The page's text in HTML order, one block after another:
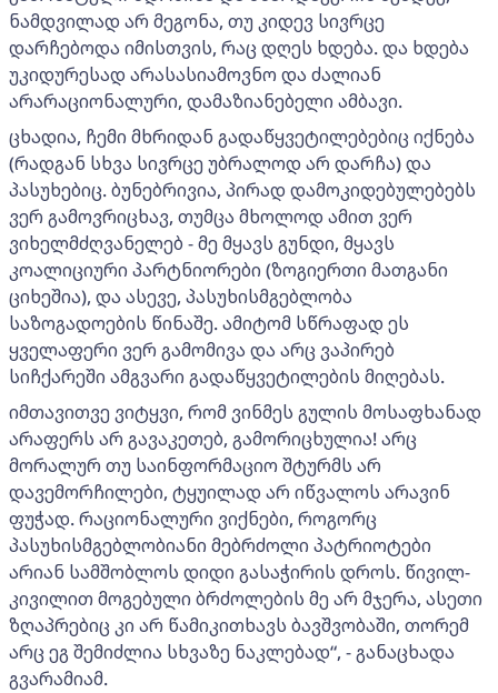
ნამდვილად არ მეგონა, თუ კიდევ სივრცე
დარჩებოდა იმისთვის, რაც დღეს ხდება. და ხდება
უკიდურესად არასასიამოვნო და ძალიან
არარაციონალური, დამაზიანებელი ამბავი.
ცხადია, ჩემი მხრიდან გადაწყვეტილებებიც იქნება
(რადგან სხვა სივრცე უბრალოდ არ დარჩა) და
პასუხებიც. ბუნებრივია, პირად დამოკიდებულებებს
ვერ გამოვრიცხავ, თუმცა მხოლოდ ამით ვერ
ვიხელმძღვანელებ - მე მყავს გუნდი, მყავს
კოალიციური პარტნიორები (ზოგიერთი მათგანი
ციხეშია), და ასევე, პასუხისმგებლობა
საზოგადოების წინაშე. ამიტომ სწრაფად ეს
ყველაფერი ვერ გამომივა და არც ვაპირებ
სიჩქარეში ამგვარი გადაწყვეტილების მიღებას.
იმთავითვე ვიტყვი, რომ ვინმეს გულის მოსაფხანად
არაფერს არ გავაკეთებ, გამორიცხულია! არც
მორალურ თუ საინფორმაციო შტურმს არ
დავემორჩილები, ტყუილად არ იწვალოს არავინ
ფუჭად. რაციონალური ვიქნები, როგორც
პასუხისმგებლობიანი მებრძოლი პატრიოტები
არიან სამშობლოს დიდი გასაჭირის დროს. წივილ-
კივილით მოგებული ბრძოლების მე არ მჯერა, ასეთი
ზღაპრებიც კი არ წამიკითხავს ბავშვობაში, თორემ
არც ეგ შემიძლია სხვაზე ნაკლებად“, - განაცხადა
გვარამიამ.